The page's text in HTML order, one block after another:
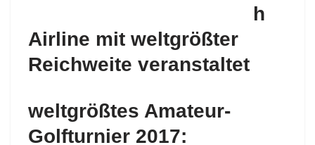
h
Airline mit weltgrößter
Reichweite veranstaltet
weltgrößtes Amateur-
Golfturnier 2017: